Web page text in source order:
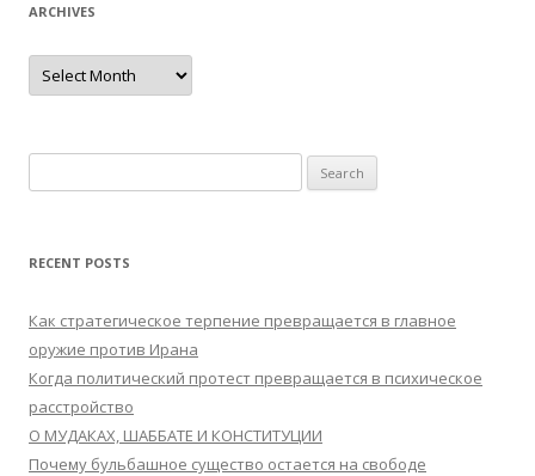
ARCHIVES
Archives
for:
RECENT POSTS
Как стратегическое терпение превращается в главное
оружие против Ирана
Когда политический протест превращается в психическое
расстройство
О МУДАКАХ, ШАББАТЕ И КОНСТИТУЦИИ
Почему бульбашное существо остается на свободе